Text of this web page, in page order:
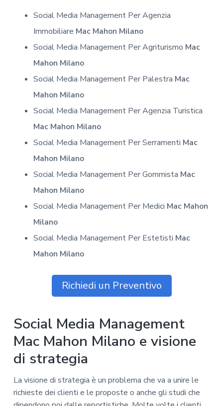
Social Media Management Per Agenzia
Immobiliare Mac Mahon Milano
Social Media Management Per Agriturismo Mac
Mahon Milano
Social Media Management Per Palestra Mac
Mahon Milano
Social Media Management Per Agenzia Turistica
Mac Mahon Milano
Social Media Management Per Serramenti Mac
Mahon Milano
Social Media Management Per Gommista Mac
Mahon Milano
Social Media Management Per Medici Mac Mahon
Milano
Social Media Management Per Estetisti Mac
Mahon Milano
Richiedi un Preventivo
Social Media Management
Mac Mahon Milano e visione
di strategia
La visione di strategia è un problema che va a unire le
richieste dei clienti e le proposte o anche gli studi che